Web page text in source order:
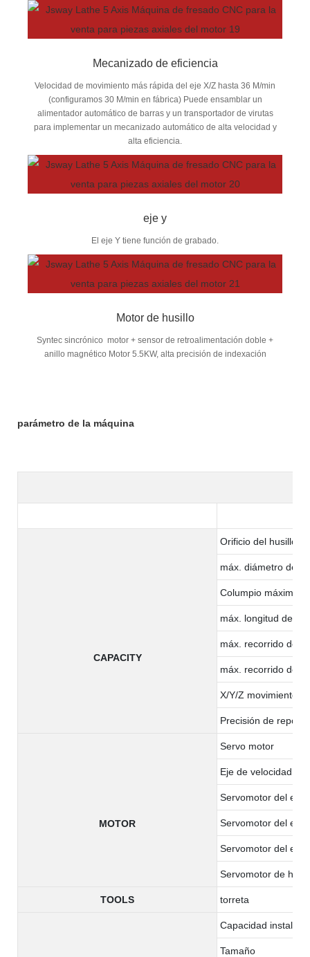
Mecanizado de eficiencia
Velocidad de movimiento más rápida del eje X/Z hasta 36 M/min
(configuramos 30 M/min en fábrica) Puede ensamblar un
alimentador automático de barras y un transportador de virutas
para implementar un mecanizado automático de alta velocidad y
alta eficiencia.
eje y
El eje Y tiene función de grabado.
Motor de husillo
Syntec sincrónico motor + sensor de retroalimentación doble +
anillo magnético Motor 5.5KW, alta precisión de indexación
parámetro de la máquina
CAPACITY
Orificio del husillo
máx. diámetro del
Columpio máximo
máx. longitud de
máx. recorrido del
máx. recorrido del
X/Y/Z movimiento
Precisión de
MOTOR
Servo motor
Eje de velocidad
Servomotor del eje
Servomotor del eje
Servomotor del eje
Servomotor de
TOOLS torreta
Capacidad
Tamaño